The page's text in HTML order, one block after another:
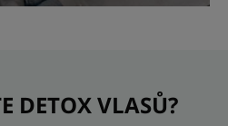
DETOX VLASŮ?